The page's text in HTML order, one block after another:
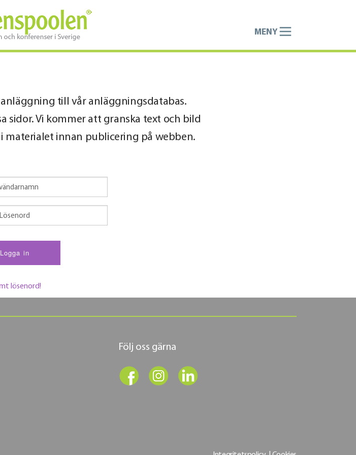
MENY
till vår anläggningsdatabas.
sidor. Vi kommer att granska text och bild
materialet innan publicering på webben.
lösenord!
Följ oss gärna